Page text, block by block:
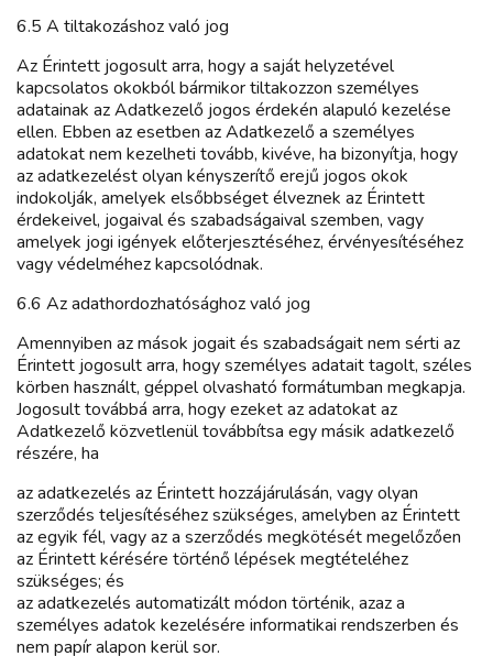
6.5 A tiltakozáshoz való jog
Az Érintett jogosult arra, hogy a saját helyzetével
kapcsolatos okokból bármikor tiltakozzon személyes
adatainak az Adatkezelő jogos érdekén alapuló kezelése
ellen. Ebben az esetben az Adatkezelő a személyes
adatokat nem kezelheti tovább, kivéve, ha bizonyítja, hogy
az adatkezelést olyan kényszerítő erejű jogos okok
indokolják, amelyek elsőbbséget élveznek az Érintett
érdekeivel, jogaival és szabadságaival szemben, vagy
amelyek jogi igények előterjesztéséhez, érvényesítéséhez
vagy védelméhez kapcsolódnak.
6.6 Az adathordozhatósághoz való jog
Amennyiben az mások jogait és szabadságait nem sérti az
Érintett jogosult arra, hogy személyes adatait tagolt, széles
körben használt, géppel olvasható formátumban megkapja.
Jogosult továbbá arra, hogy ezeket az adatokat az
Adatkezelő közvetlenül továbbítsa egy másik adatkezelő
részére, ha
az adatkezelés az Érintett hozzájárulásán, vagy olyan
szerződés teljesítéséhez szükséges, amelyben az Érintett
az egyik fél, vagy az a szerződés megkötését megelőzően
az Érintett kérésére történő lépések megtételéhez
szükséges; és
az adatkezelés automatizált módon történik, azaz a
személyes adatok kezelésére informatikai rendszerben és
nem papír alapon kerül sor.